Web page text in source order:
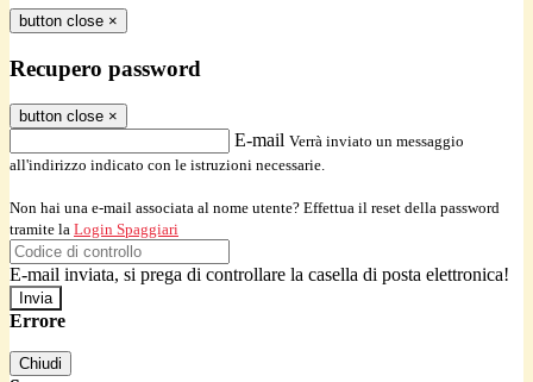
button close ×
Recupero password
button close ×
E-mail Verrà inviato un messaggio
all'indirizzo indicato con le istruzioni necessarie.
Non hai una e-mail associata al nome utente? Effettua il reset della password
tramite la Login Spaggiari
E-mail inviata, si prega di controllare la casella di posta elettronica!
Errore
Chiudi